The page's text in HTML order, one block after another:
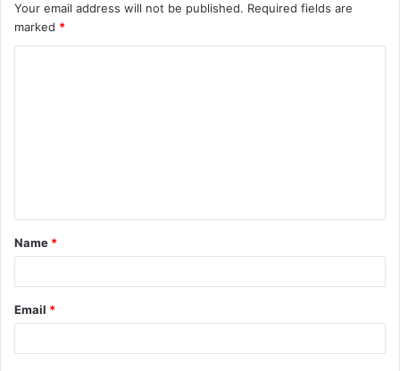
Your email address will not be published. Required fields are
marked *
Name *
Email *